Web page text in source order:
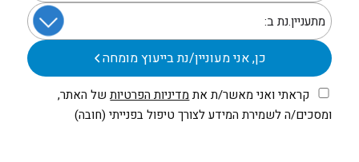
כן, אני מעוניין/נת בייעוץ מומחה
קראתי ואני מאשר/ת את מדיניות הפרטיותשל האתר,
ומסכים/ה לשמירת המידע לצורך טיפול בפנייתי (חובה)